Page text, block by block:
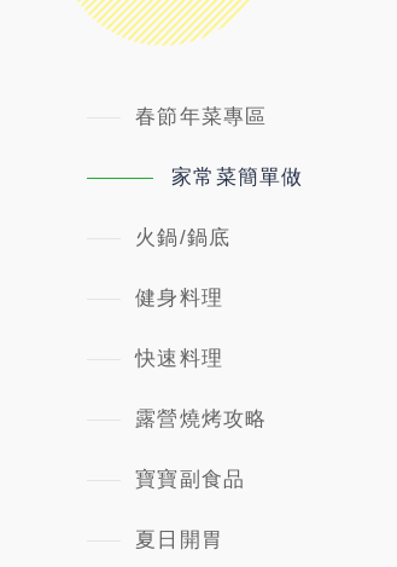
春節年菜專區
家常菜簡單做
火鍋/鍋底
健身料理
快速料理
露營燒烤攻略
寶寶副食品
夏日開胃